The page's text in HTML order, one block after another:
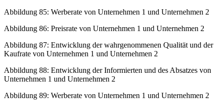
Abbildung 85: Werberate von Unternehmen 1 und Unternehmen 2
Abbildung 86: Preisrate von Unternehmen 1 und Unternehmen 2
Abbildung 87: Entwicklung der wahrgenommenen Qualität und der
Kaufrate von Unternehmen 1 und Unternehmen 2
Abbildung 88: Entwicklung der Informierten und des Absatzes von
Unternehmen 1 und Unternehmen 2
Abbildung 89: Werberate von Unternehmen 1 und Unternehmen 2